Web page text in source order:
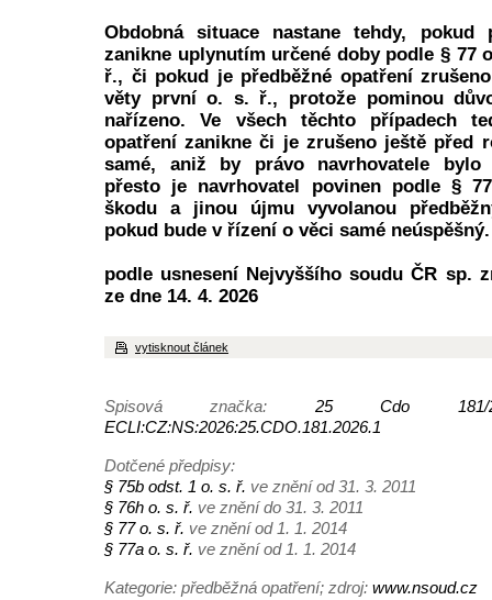
Obdobná situace nastane tehdy, pokud
zanikne uplynutím určené doby podle § 77
ř., či pokud je předběžné opatření
věty první o. s. ř., protože pominou
nařízeno. Ve všech těchto případech
opatření zanikne či je zrušeno ještě před
samé, aniž by právo navrhovatele bylo
přesto je navrhovatel povinen podle §
škodu a jinou újmu vyvolanou
pokud bude v řízení o věci samé neúspěšný.
podle usnesení Nejvyššího soudu ČR sp.
ze dne 14. 4. 2026
vytisknout článek
Spisová značka: 25 Cdo
ECLI:CZ:NS:2026:25.CDO.181.2026.1
Dotčené předpisy:
§ 75b odst. 1 o. s. ř. ve znění od 31. 3. 2011
§ 76h o. s. ř. ve znění do 31. 3. 2011
§ 77 o. s. ř. ve znění od 1. 1. 2014
§ 77a o. s. ř. ve znění od 1. 1. 2014
Kategorie: předběžná opatření; zdroj: www.nsoud.cz